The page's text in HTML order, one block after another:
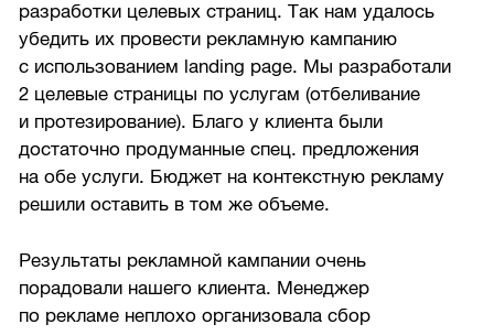
разработки целевых страниц. Так нам удалось
убедить их провести рекламную кампанию
с использованием landing page. Мы разработали
2 целевые страницы по услугам (отбеливание
и протезирование). Благо у клиента были
достаточно продуманные спец. предложения
на обе услуги. Бюджет на контекстную рекламу
решили оставить в том же объеме.
Результаты рекламной кампании очень
порадовали нашего клиента. Менеджер
по рекламе неплохо организовала сбор